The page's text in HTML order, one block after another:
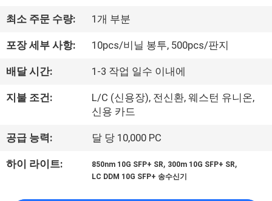
공
여
행
최소 주문 수량: 1개 부분
포장 세부 사항: 10pcs/비닐 봉투, 500pcs/판지
배달 시간: 1-3 작업 일수 이내에
지불 조건:
L/C (신용장), 전신환, 웨스턴 유니온,
신용 카드
공급 능력: 달 당 10,000 PC
하이 라이트: 850nm 10G SFP+ SR, 300m 10G SFP+ SR,
LC DDM 10G SFP+ 송수신기